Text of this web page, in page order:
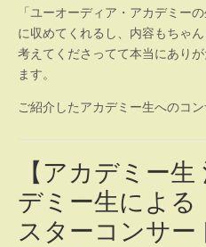
「ユーオーディア・アカデミー
に収めてくれるし、内容もちゃ
考えてくださってて本当にあり
ます。
ご紹介したアカデミー生へのコ
【アカデミー
デミー生による
スターコンサー